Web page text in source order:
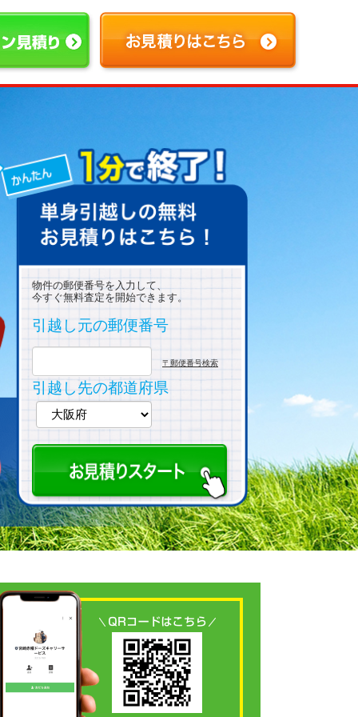
物件の郵便番号を入力して、
今すぐ無料査定を開始できます。
引越し元の郵便番号
〒郵便番号検索
引越し先の都道府県